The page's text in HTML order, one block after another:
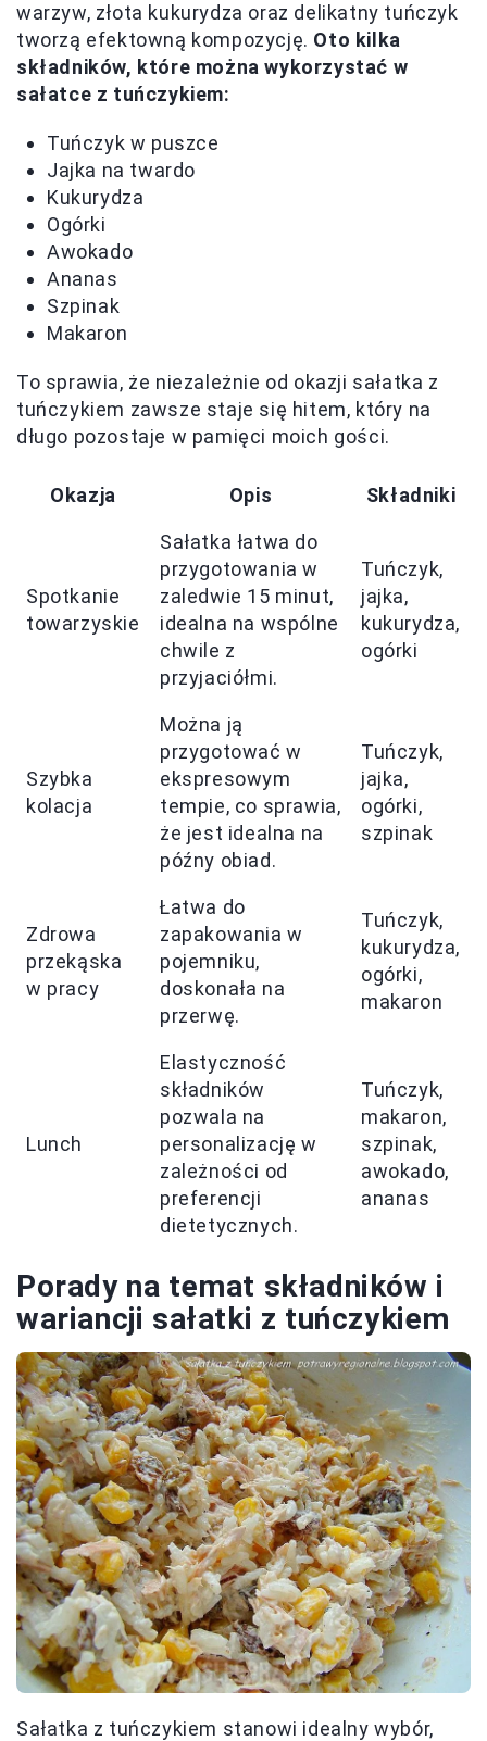
warzyw, złota kukurydza oraz delikatny tuńczyk
tworzą efektowną kompozycję. Oto kilka
składników, które można wykorzystać w
sałatce z tuńczykiem:
Tuńczyk w puszce
Jajka na twardo
Kukurydza
Ogórki
Awokado
Ananas
Szpinak
Makaron
To sprawia, że niezależnie od okazji sałatka z
tuńczykiem zawsze staje się hitem, który na
długo pozostaje w pamięci moich gości.
Okazja Opis Składniki
Spotkanie
towarzyskie
Sałatka łatwa do
przygotowania w
zaledwie 15 minut,
idealna na wspólne
chwile z
przyjaciółmi.
Tuńczyk,
jajka,
kukurydza,
ogórki
Szybka
kolacja
Można ją
przygotować w
ekspresowym
tempie, co sprawia,
że jest idealna na
późny obiad.
Tuńczyk,
jajka,
ogórki,
szpinak
Zdrowa
przekąska
w pracy
Łatwa do
zapakowania w
pojemniku,
doskonała na
przerwę.
Tuńczyk,
kukurydza,
ogórki,
makaron
Lunch
Elastyczność
składników
pozwala na
personalizację w
zależności od
preferencji
dietetycznych.
Tuńczyk,
makaron,
szpinak,
awokado,
ananas
Porady na temat składników i
wariancji sałatki z tuńczykiem
Sałatka z tuńczykiem stanowi idealny wybór,